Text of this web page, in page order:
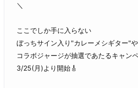
＼
ここでしか手に入らない
ぼっちサイン入り"カレーメシギター"や
コラボジャージが抽選であたるキャン
3/25(月)より開始🎸